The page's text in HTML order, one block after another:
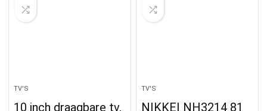
TV'S
10 inch draagbare tv,
TV'S
NIKKEI NH3214 81